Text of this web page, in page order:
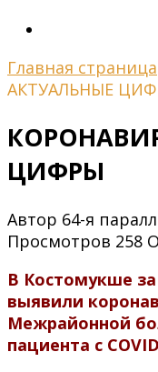
Главная страница
АКТУАЛЬНЫЕ
ЦИФРЫ
Автор 64-я
Просмотров 258
В Костомукше
выявили
Межрайонной
пациента с